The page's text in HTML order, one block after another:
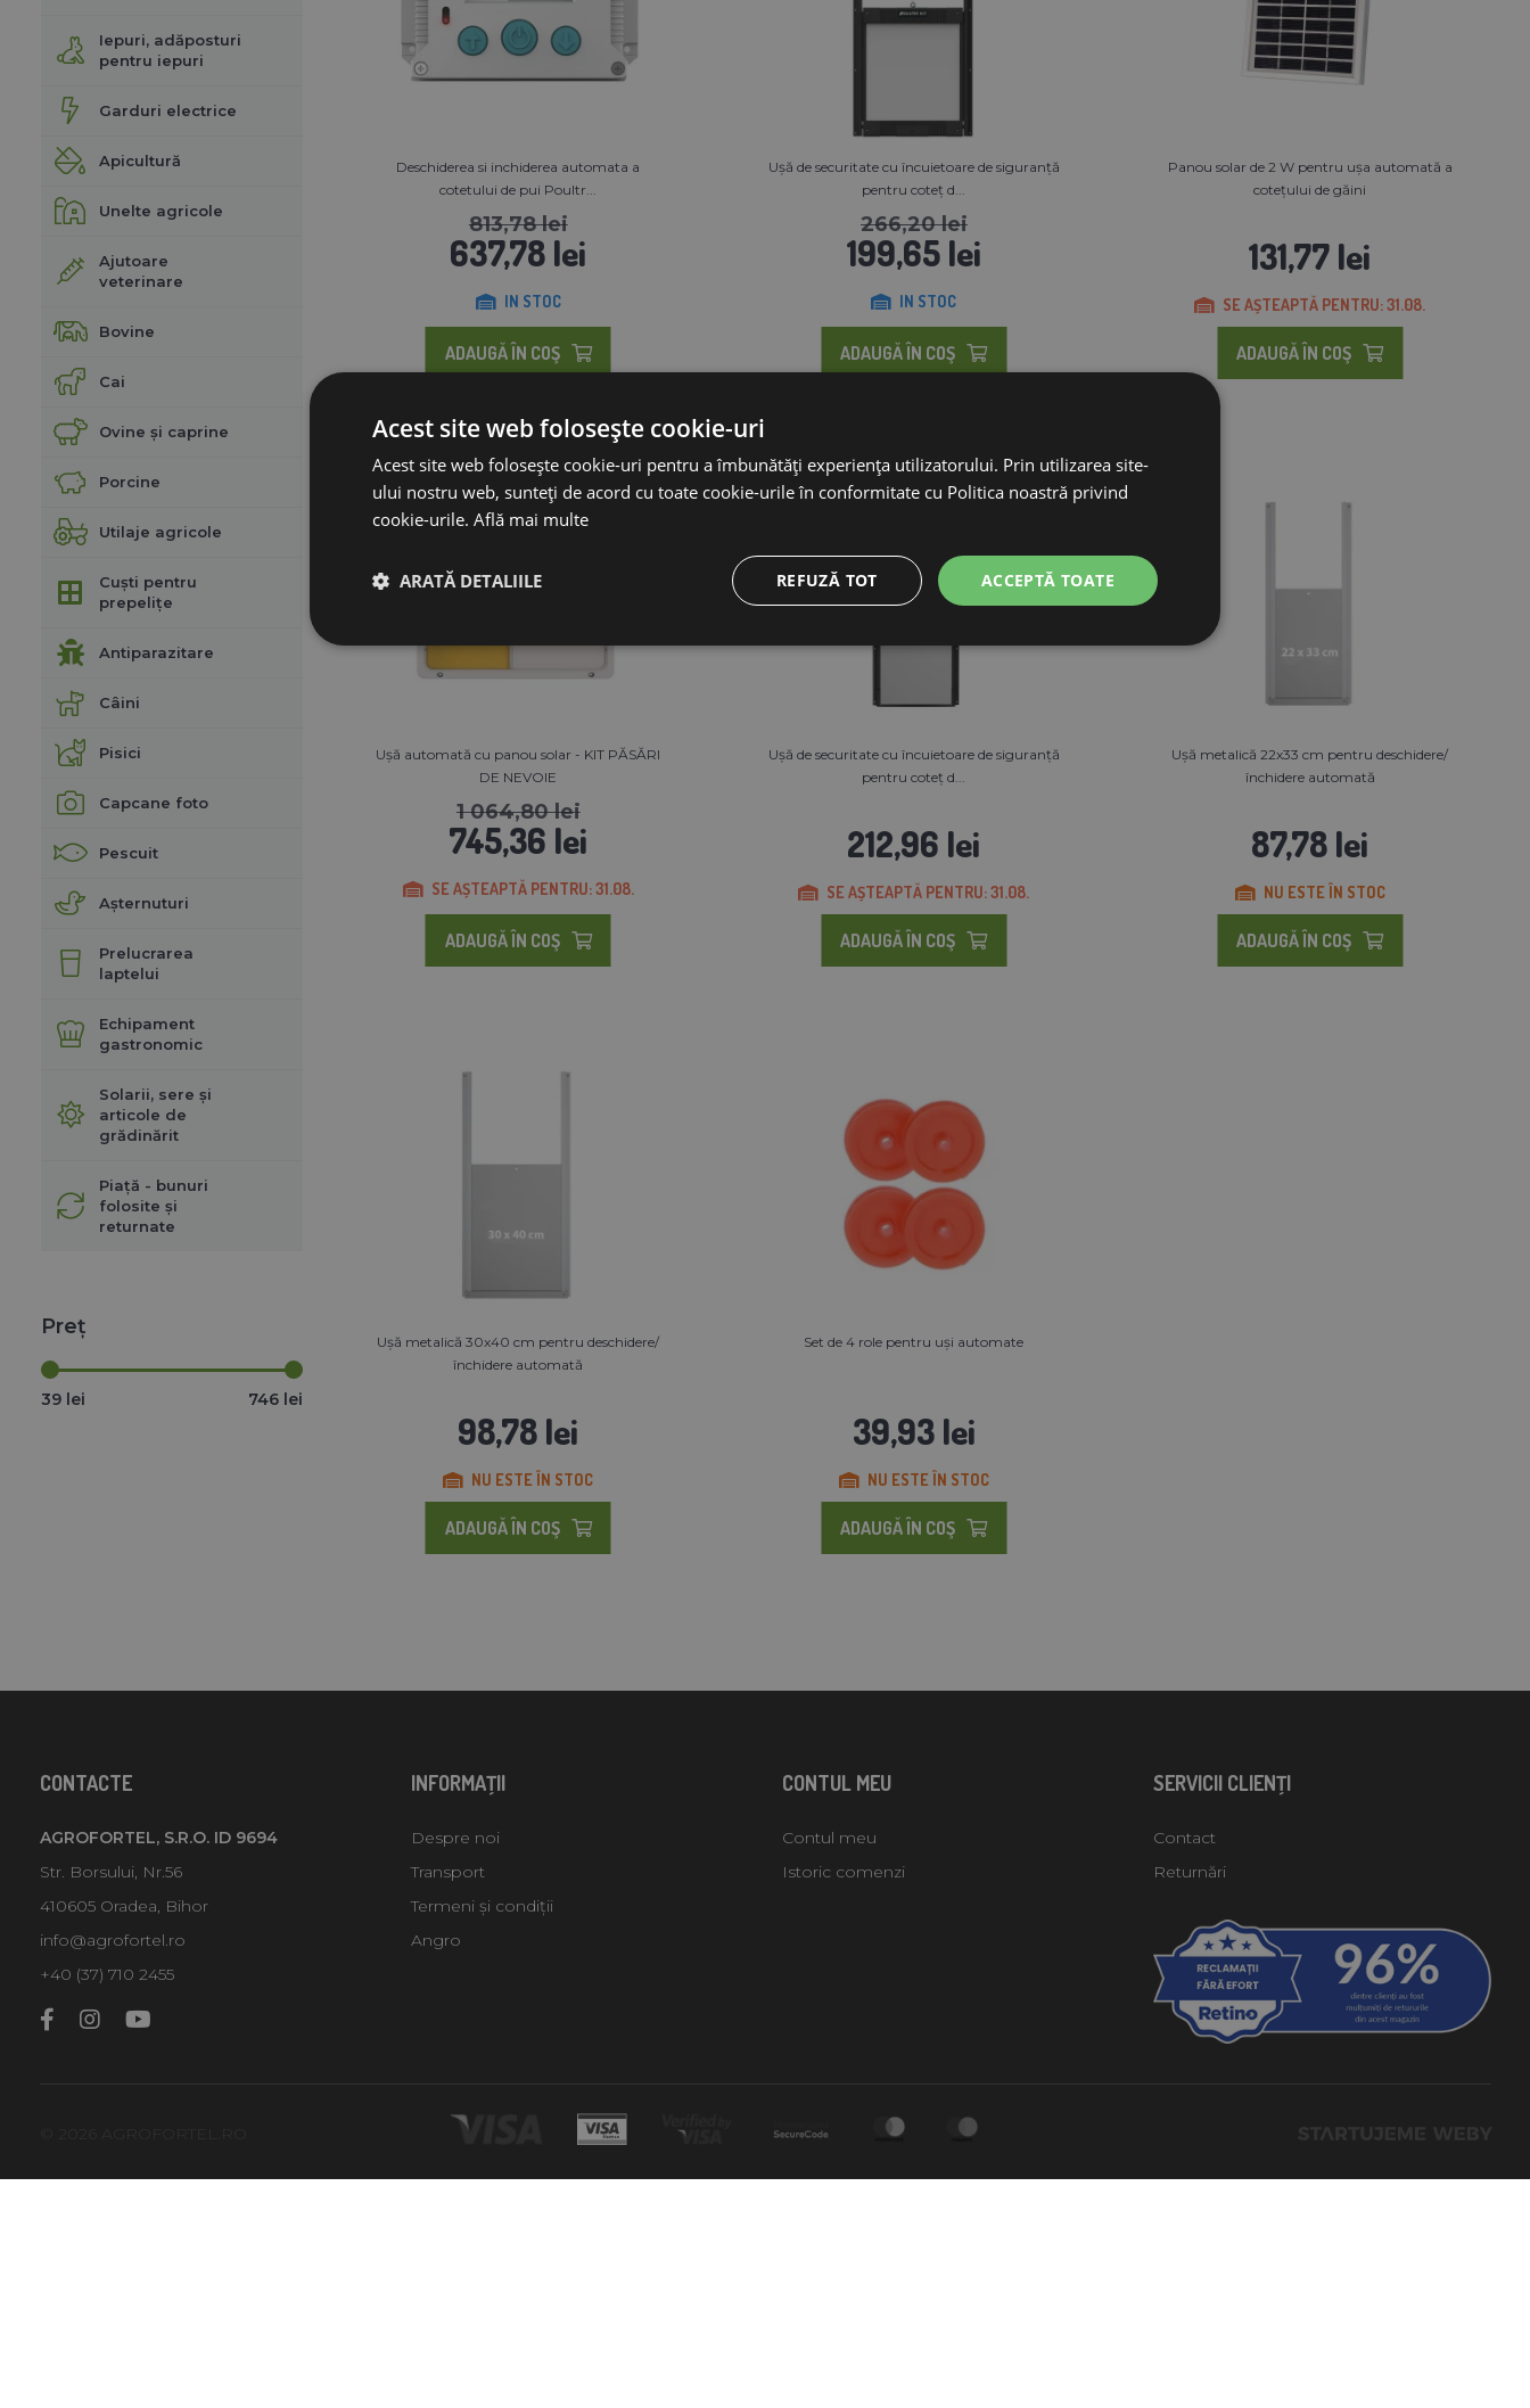
Iepuri, adăposturi
pentru iepuri
Garduri electrice
Apicultură
Unelte agricole
Ajutoare
veterinare
Bovine
Cai
Ovine și caprine
Porcine
Utilaje agricole
Cuști pentru
prepelițe
Antiparazitare
Câini
Pisici
Capcane foto
Pescuit
Așternuturi
Prelucrarea
laptelui
Echipament
gastronomic
Solarii, sere și
articole de
grădinărit
Piață - bunuri
folosite și
returnate
Preț
39 lei 746 lei
Deschiderea si inchiderea automata a
cotetului de pui Poultr...
813,78 lei
637,78 lei
IN STOC
ADAUGĂ ÎN COŞ
Ușă de securitate cu încuietoare de siguranță
pentru coteț d...
266,20 lei
199,65 lei
IN STOC
ADAUGĂ ÎN COŞ
Panou solar de 2 W pentru ușa automată a
cotețului de găini
131,77 lei
SE AȘTEAPTĂ PENTRU: 31.08.
ADAUGĂ ÎN COŞ
Reducere 30%
Ușă automată cu panou solar - KIT PĂSĂRI
DE NEVOIE
1 064,80 lei
745,36 lei
SE AȘTEAPTĂ PENTRU: 31.08.
ADAUGĂ ÎN COŞ
Ușă de securitate cu încuietoare de siguranță
pentru coteț d...
212,96 lei
SE AȘTEAPTĂ PENTRU: 31.08.
ADAUGĂ ÎN COŞ
Ușă metalică 22x33 cm pentru deschidere/
închidere automată
87,78 lei
NU ESTE ÎN STOC
ADAUGĂ ÎN COŞ
Ușă metalică 30x40 cm pentru deschidere/
închidere automată
98,78 lei
NU ESTE ÎN STOC
ADAUGĂ ÎN COŞ
Set de 4 role pentru uși automate
39,93 lei
NU ESTE ÎN STOC
ADAUGĂ ÎN COŞ
CONTACTE
AGROFORTEL, S.R.O. ID 9694
Str. Borsului, Nr.56
410605 Oradea, Bihor
info@agrofortel.ro
+40 (37) 710 2455
INFORMAŢII
Despre noi
Transport
Termeni și condiții
Angro
CONTUL MEU
Contul meu
Istoric comenzi
SERVICII CLIENŢI
Contact
Returnări
Acest site web folosește cookie-uri
Acest site web folosește cookie-uri pentru a îmbunătăți experiența utilizatorului. Prin utilizarea site-
ului nostru web, sunteți de acord cu toate cookie-urile în conformitate cu Politica noastră privind
cookie-urile. Află mai multe
ACCEPTĂ TOATE
REFUZĂ TOT
ARATĂ DETALIILE